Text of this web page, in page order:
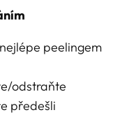
peelingem
odstraňte
předešli